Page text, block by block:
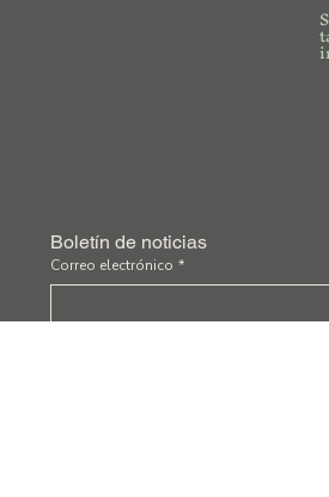
Boletín de noticias
Correo electrónico *